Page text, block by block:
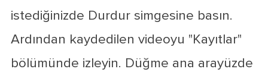
istediğinizde Durdur simgesine basın.
Ardından kaydedilen videoyu "Kayıtlar"
bölümünde izleyin. Düğme ana arayüzde